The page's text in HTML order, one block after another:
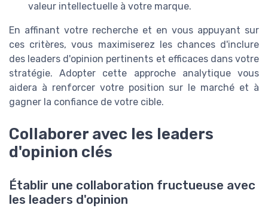
valeur intellectuelle à votre marque.
En affinant votre recherche et en vous appuyant sur
ces critères, vous maximiserez les chances d'inclure
des leaders d'opinion pertinents et efficaces dans votre
stratégie. Adopter cette approche analytique vous
aidera à renforcer votre position sur le marché et à
gagner la confiance de votre cible.
Collaborer avec les leaders
d'opinion clés
Établir une collaboration fructueuse avec
les leaders d'opinion